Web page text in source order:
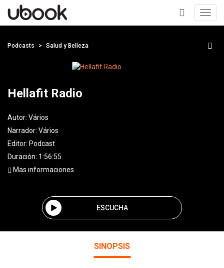
+
Podcasts Salud y Belleza
Hellafit Radio
Autor: Vários
Narrador: Vários
Editor: Podcast
Duración: 1:56:55
Mas informaciones
ESCUCHA
SINOPSIS